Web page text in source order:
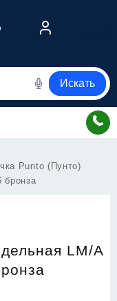
Искать
Punto (Пунто)
бронза
LM/A